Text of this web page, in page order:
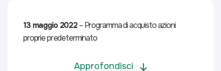
13 maggio 2022– Programma di acquisto azioni
proprie predeterminato
Approfondisci